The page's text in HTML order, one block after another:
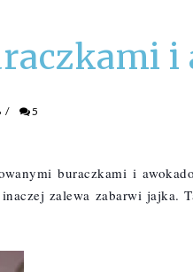
i
/ 5
buraczkami i
zalewa zabarwi jajka.